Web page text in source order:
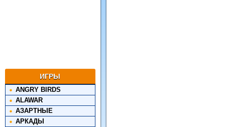
ИГРЫ
ANGRY BIRDS
ALAWAR
АЗАРТНЫЕ
АРКАДЫ